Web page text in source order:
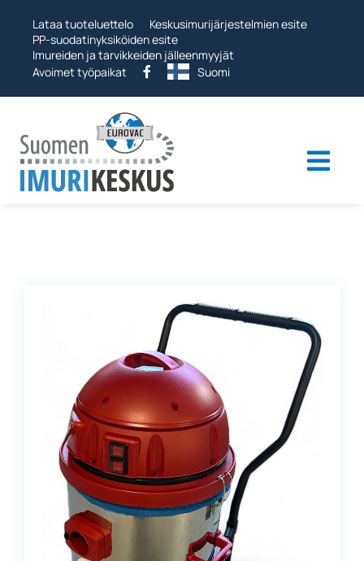
Lataa tuoteluettelo
Keskusimurijärjestelmien esite
PP-suodatinyksiköiden esite
Imureiden ja tarvikkeiden jälleenmyyjät
Avoimet työpaikat
Suomi
Yhteystiedot